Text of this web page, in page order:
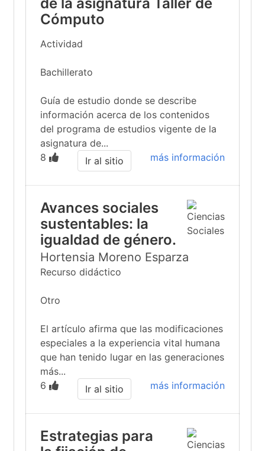
Cómputo
Actividad
Bachillerato
Guía de estudio donde se describe
información acerca de los contenidos
del programa de estudios vigente de la
asignatura de...
8
más información
Ir al sitio
Avances sociales
sustentables: la
igualdad de género.
Hortensia Moreno Esparza
Recurso didáctico
Otro
El artículo afirma que las modificaciones
especiales a la experiencia vital humana
que han tenido lugar en las generaciones
más...
6
más información
Ir al sitio
Estrategias para